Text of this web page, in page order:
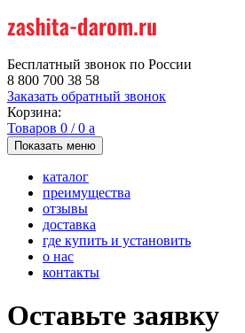
Бесплатный звонок по России
8 800 700 38 58
Заказать обратный звонок
Корзина:
Товаров 0 /0 a
Показать меню
каталог
преимущества
отзывы
доставка
где купить и установить
о нас
контакты
Оставьте заявку